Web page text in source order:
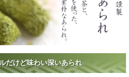
だけど味わい深いあられ